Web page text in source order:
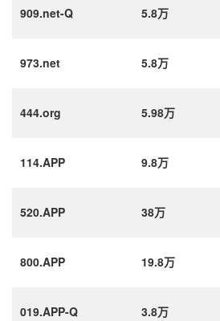
909.net-Q 5.8万
973.net 5.8万
444.org 5.98万
114.APP 9.8万
520.APP 38万
800.APP 19.8万
019.APP-Q 3.8万